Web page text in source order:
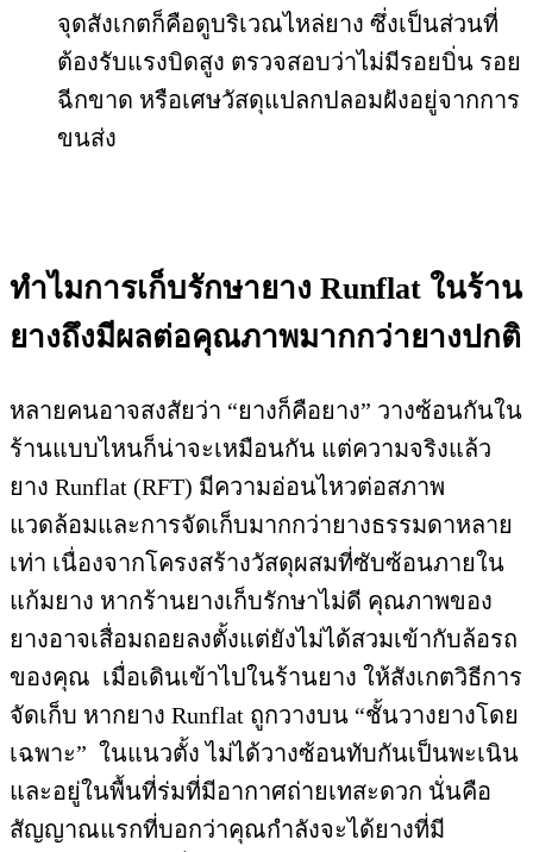
จุดสังเกตก็คือดูบริเวณไหล่ยาง ซึ่งเป็นส่วนที่
ต้องรับแรงบิดสูง ตรวจสอบว่าไม่มีรอยบิ่น รอย
ฉีกขาด หรือเศษวัสดุแปลกปลอมฝังอยู่จากการ
ขนส่ง
ทำไมการเก็บรักษายาง Runflat ในร้าน
ยางถึงมีผลต่อคุณภาพมากกว่ายางปกติ
หลายคนอาจสงสัยว่า “ยางก็คือยาง” วางซ้อนกันใน
ร้านแบบไหนก็น่าจะเหมือนกัน แต่ความจริงแล้ว
ยาง Runflat (RFT) มีความอ่อนไหวต่อสภาพ
แวดล้อมและการจัดเก็บมากกว่ายางธรรมดาหลาย
เท่า เนื่องจากโครงสร้างวัสดุผสมที่ซับซ้อนภายใน
แก้มยาง หากร้านยางเก็บรักษาไม่ดี คุณภาพของ
ยางอาจเสื่อมถอยลงตั้งแต่ยังไม่ได้สวมเข้ากับล้อรถ
ของคุณ เมื่อเดินเข้าไปในร้านยาง ให้สังเกตวิธีการ
จัดเก็บ หากยาง Runflat ถูกวางบน “ชั้นวางยางโดย
เฉพาะ” ในแนวตั้ง ไม่ได้วางซ้อนทับกันเป็นพะเนิน
และอยู่ในพื้นที่ร่มที่มีอากาศถ่ายเทสะดวก นั่นคือ
สัญญาณแรกที่บอกว่าคุณกำลังจะได้ยางที่มี